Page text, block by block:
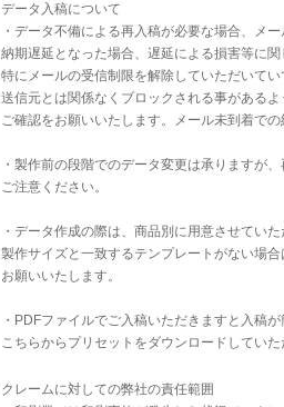
データ入稿について
・データ不備による再入稿が必要な場合、メ
納期遅延となった場合、遅延による損害等に
特にメールの受信制限を解除していただいて
送信元とは関係なくブロックされる事がある
ご確認をお願いいたします。メール未到着で
・製作前の段階でのデータ変更は承りますが
ご注意ください。
・データ作成の際は、商品別に用意させてい
製作サイズと一致するテンプレートがない場合
お願いいたします。
・PDFファイルでご入稿いただきますと入稿
こちらからプリセットをダウンロードしてい
クレームに対しての弊社の責任範囲